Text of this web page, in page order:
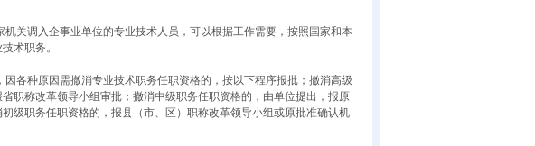
关调入企事业单位的专业技术人员，可以根据工作需要，按照国家和本
术职务。
各种原因需撤消专业技术职务任职资格的，按以下程序报批；撤消高级
职称改革领导小组审批；撤消中级职务任职资格的，由单位提出，报原
级职务任职资格的，报县（市、区）职称改革领导小组或原批准确认机